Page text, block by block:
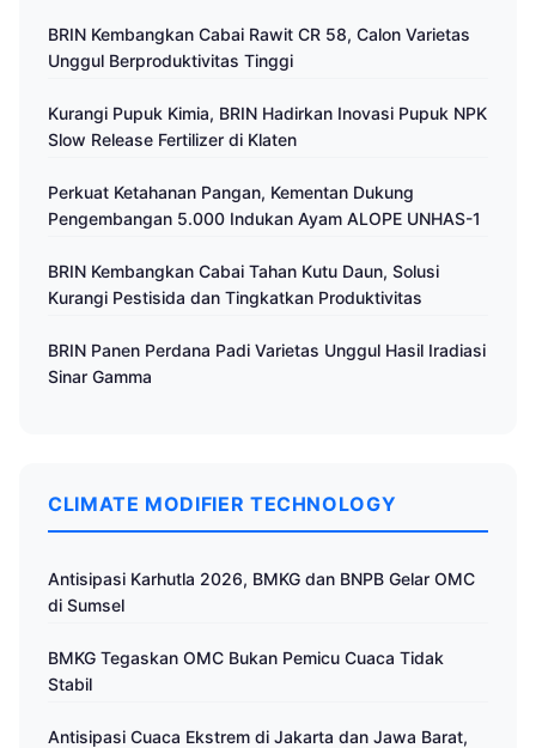
BRIN Kembangkan Cabai Rawit CR 58, Calon Varietas
Unggul Berproduktivitas Tinggi
Kurangi Pupuk Kimia, BRIN Hadirkan Inovasi Pupuk NPK
Slow Release Fertilizer di Klaten
Perkuat Ketahanan Pangan, Kementan Dukung
Pengembangan 5.000 Indukan Ayam ALOPE UNHAS-1
BRIN Kembangkan Cabai Tahan Kutu Daun, Solusi
Kurangi Pestisida dan Tingkatkan Produktivitas
BRIN Panen Perdana Padi Varietas Unggul Hasil Iradiasi
Sinar Gamma
CLIMATE MODIFIER TECHNOLOGY
Antisipasi Karhutla 2026, BMKG dan BNPB Gelar OMC
di Sumsel
BMKG Tegaskan OMC Bukan Pemicu Cuaca Tidak
Stabil
Antisipasi Cuaca Ekstrem di Jakarta dan Jawa Barat,